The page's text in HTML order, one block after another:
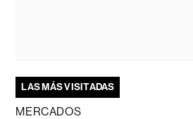
LAS MÁS VISITADAS
MERCADOS